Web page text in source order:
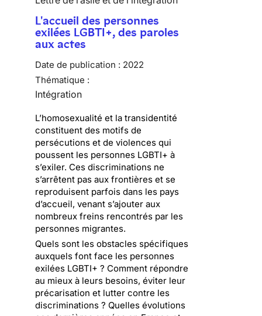
L'accueil des personnes
exilées LGBTI+, des paroles
aux actes
Date de publication : 2022
Thématique :
Intégration
L’homosexualité et la transidentité
constituent des motifs de
persécutions et de violences qui
poussent les personnes LGBTI+ à
s’exiler. Ces discriminations ne
s’arrêtent pas aux frontières et se
reproduisent parfois dans les pays
d’accueil, venant s’ajouter aux
nombreux freins rencontrés par les
personnes migrantes.
Quels sont les obstacles spécifiques
auxquels font face les personnes
exilées LGBTI+ ? Comment répondre
au mieux à leurs besoins, éviter leur
précarisation et lutter contre les
discriminations ? Quelles évolutions